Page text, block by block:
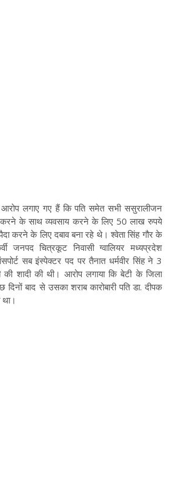
लगाए गए हैं कि पति समेत सभी ससुरालीजन
करने के साथ व्यवसाय करने के लिए 50 लाख रुपये
करने के लिए दबाव बना रहे थे। श्वेता सिंह गौर के
जनपद चित्रकूट निवासी ग्वालियर मध्यप्रदेश
सब इंस्पेक्टर पद पर तैनात धर्मवीर सिंह ने 3
शादी की थी। आरोप लगाया कि बेटी के जिला
बाद से उसका शराब कारोबारी पति डा. दीपक